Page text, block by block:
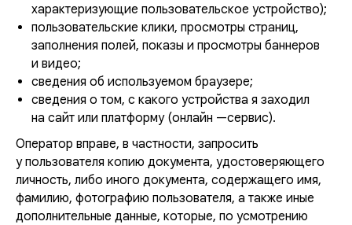
характеризующие пользовательское устройство);
пользовательские клики, просмотры страниц,
заполнения полей, показы и просмотры баннеров
и видео;
сведения об используемом браузере;
сведения о том, с какого устройства я заходил
на сайт или платформу (онлайн —сервис).
Оператор вправе, в частности, запросить
у пользователя копию документа, удостоверяющего
личность, либо иного документа, содержащего имя,
фамилию, фотографию пользователя, а также иные
дополнительные данные, которые, по усмотрению